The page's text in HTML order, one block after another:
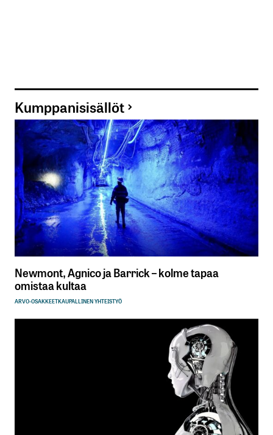
Kumppanisisällöt
Newmont, Agnico ja Barrick – kolme tapaa
omistaa kultaa
ARVO-OSAKKEETKAUPALLINEN YHTEISTYÖ